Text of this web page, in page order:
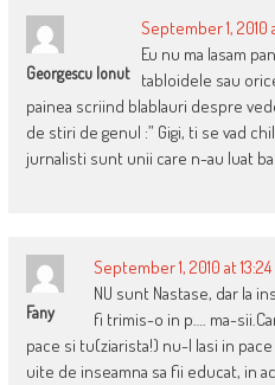
Georgescu Ionut
September 1, 2010
Eu nu ma lasam
tabloidele sau
painea scriind blablauri despre
de stiri de genul :” Gigi, ti se vad
jurnalisti sunt unii care n-au luat
Fany
September 1, 2010 at 13:24
NU sunt Nastase, dar la
fi trimis-o in p…. ma-
pace si tu(ziarista!) nu-l lasi in
uite de inseamna sa fii educat, in